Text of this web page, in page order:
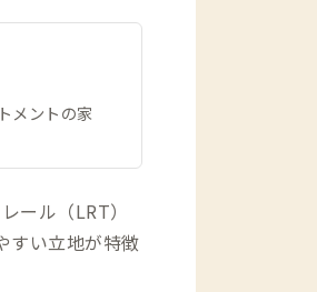
メントの家
ル（LRT）
すい立地が特徴